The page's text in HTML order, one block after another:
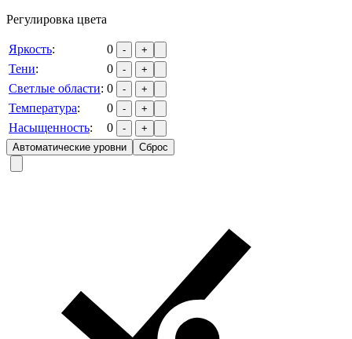
Регулировка цвета
Яркость: 0 - +
Тени: 0 - +
Светлые области: 0 - +
Температура: 0 - +
Насыщенность: 0 -
+
Автоматические уровни
Сброс